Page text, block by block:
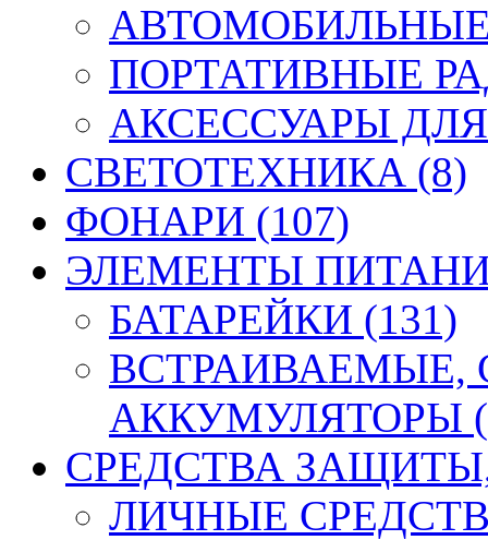
ПОРТАТИВНЫЕ
АКСЕССУАРЫ
СВЕТОТЕХНИКА (8)
ФОНАРИ (107)
ЭЛЕМЕНТЫ
БАТАРЕЙКИ (131)
ВСТРАИВАЕМЫЕ,
АККУМУЛЯТОРЫ
СРЕДСТВА
ЛИЧНЫЕ